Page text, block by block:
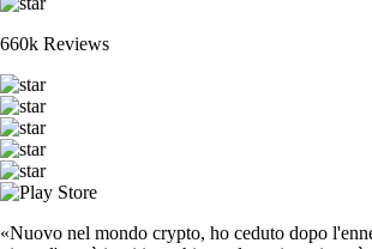
660k Reviews
«Nuovo nel mondo crypto, ho ceduto dopo